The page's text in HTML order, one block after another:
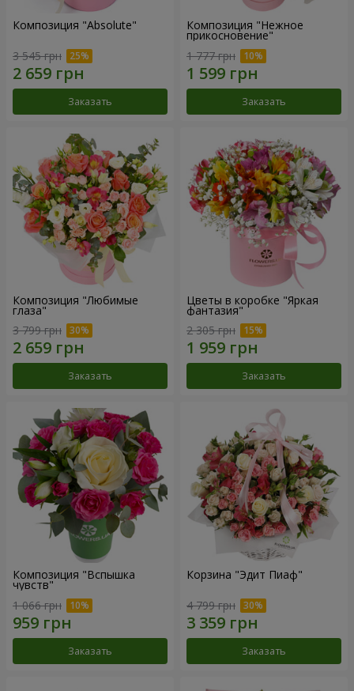
Композиция "Absolute"
3 545 грн
Заказать
Композиция "Нежное
прикосновение"
1 777 грн
Заказать
Композиция "Любимые
глаза"
3 799 грн
Заказать
Цветы в коробке "Яркая
фантазия"
2 305 грн
Заказать
Композиция "Вспышка
чувств"
1 066 грн
Заказать
Корзина "Эдит Пиаф"
4 799 грн
Заказать